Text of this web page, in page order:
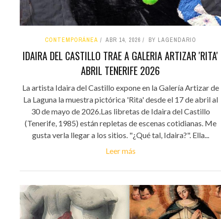
CONTEMPORÁNEA ABR 14, 2026 BY LAGENDARIO
IDAIRA DEL CASTILLO TRAE A GALERIA ARTIZAR 'RITA'
ABRIL TENERIFE 2026
La artista Idaira del Castillo expone en la Galería Artizar de
La Laguna la muestra pictórica 'Rita' desde el 17 de abril al
30 de mayo de 2026.Las libretas de Idaira del Castillo
(Tenerife, 1985) están repletas de escenas cotidianas. Me
gusta verla llegar a los sitios. "¿Qué tal, Idaira?". Ella...
Leer más